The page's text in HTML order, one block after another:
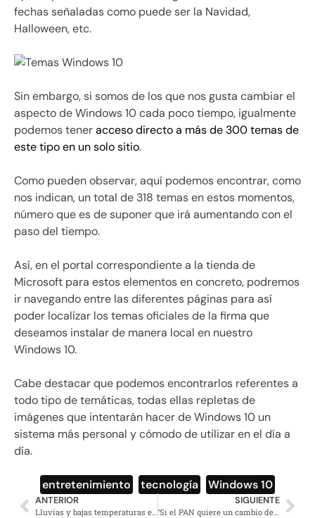
fechas señaladas como puede ser la Navidad,
Halloween, etc.
Sin embargo, si somos de los que nos gusta cambiar el
aspecto de Windows 10 cada poco tiempo, igualmente
podemos teneracceso directo a más de 300 temas de
este tipo en un solo sitio.
Como pueden observar, aquí podemos encontrar, como
nos indican, un total de 318 temas en estos momentos,
número que es de suponer que irá aumentando con el
paso del tiempo.
Así, en el portal correspondiente a la tienda de
Microsoft para estos elementos en concreto, podremos
ir navegando entre las diferentes páginas para así
poder localizar los temas oficiales de la firma que
deseamos instalar de manera local en nuestro
Windows 10.
Cabe destacar que podemos encontrarlos referentes a
todo tipo de temáticas, todas ellas repletas de
imágenes que intentarán hacer de Windows 10 un
sistema más personal y cómodo de utilizar en el día a
día.
entretenimiento tecnología Windows 10
ANTERIOR
Lluvias y bajas temperaturas en 28 estados del país por el frente frío 9
SIGUIENTE
‘Si el PAN quiere un cambio debe ganar Gómez Morin’: Margarita Zavala